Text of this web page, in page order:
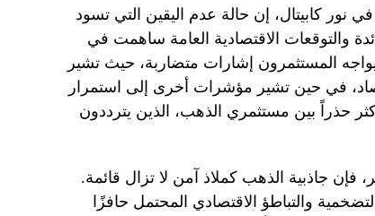
كابيتال، إن حالة عدم اليقين التي تسود
والتوقعات الاقتصادية العامة ساهمت في
المستثمرون إشارات متضاربة، حيث تشير
في حين تشير مؤشرات أخرى إلى استمرار
حذراً بين مستثمري الذهب، الذين يترددون
فإن جاذبية الذهب كملاذ آمن لا تزال قائمة.
والتباطؤ الاقتصادي المحتمل حافزًا